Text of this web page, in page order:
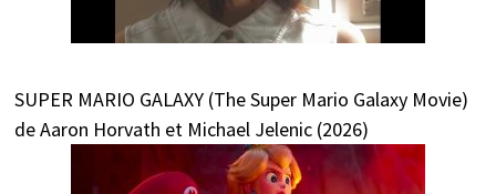
SUPER MARIO GALAXY (The Super Mario Galaxy Movie)
de Aaron Horvath et Michael Jelenic (2026)